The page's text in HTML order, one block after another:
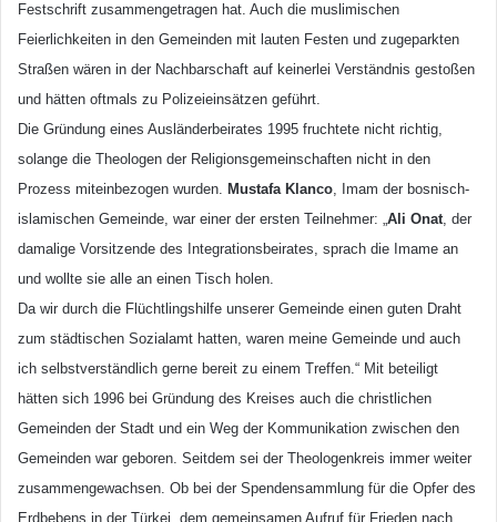
Festschrift zusammengetragen hat. Auch die muslimischen
Feierlichkeiten in den Gemeinden mit lauten Festen und zugeparkten
Straßen wären in der Nachbarschaft auf keinerlei Verständnis gestoßen
und hätten oftmals zu Polizeieinsätzen geführt.
Die Gründung eines Ausländerbeirates 1995 fruchtete nicht richtig,
solange die Theologen der Religionsgemeinschaften nicht in den
Prozess miteinbezogen wurden. Mustafa Klanco, Imam der bosnisch-
islamischen Gemeinde, war einer der ersten Teilnehmer: „Ali Onat, der
damalige Vorsitzende des Integrationsbeirates, sprach die Imame an
und wollte sie alle an einen Tisch holen.
Da wir durch die Flüchtlingshilfe unserer Gemeinde einen guten Draht
zum städtischen Sozialamt hatten, waren meine Gemeinde und auch
ich selbstverständlich gerne bereit zu einem Treffen.“ Mit beteiligt
hätten sich 1996 bei Gründung des Kreises auch die christlichen
Gemeinden der Stadt und ein Weg der Kommunikation zwischen den
Gemeinden war geboren. Seitdem sei der Theologenkreis immer weiter
zusammengewachsen. Ob bei der Spendensammlung für die Opfer des
Erdbebens in der Türkei, dem gemeinsamen Aufruf für Frieden nach